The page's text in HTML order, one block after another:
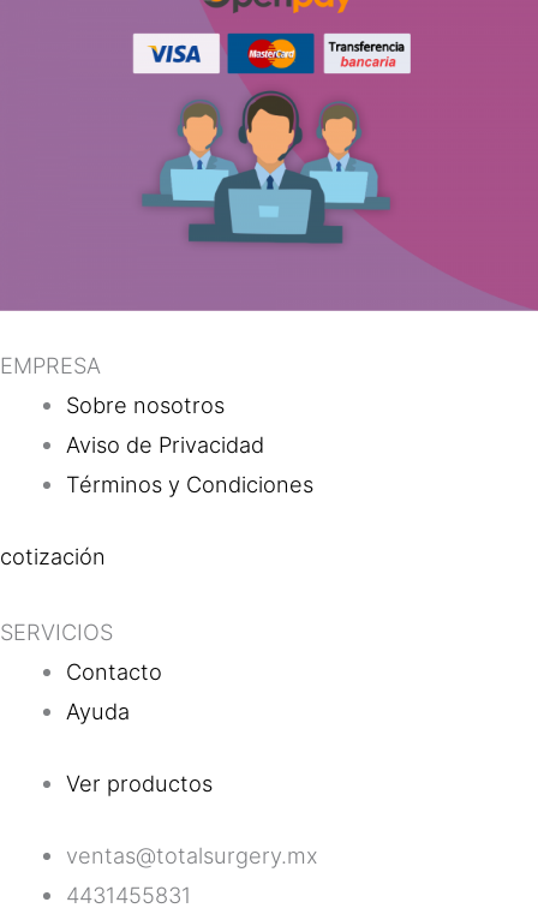
EMPRESA
Sobre nosotros
Aviso de Privacidad
Términos y Condiciones
cotización
SERVICIOS
Contacto
Ayuda
Ver productos
ventas@totalsurgery.mx
4431455831